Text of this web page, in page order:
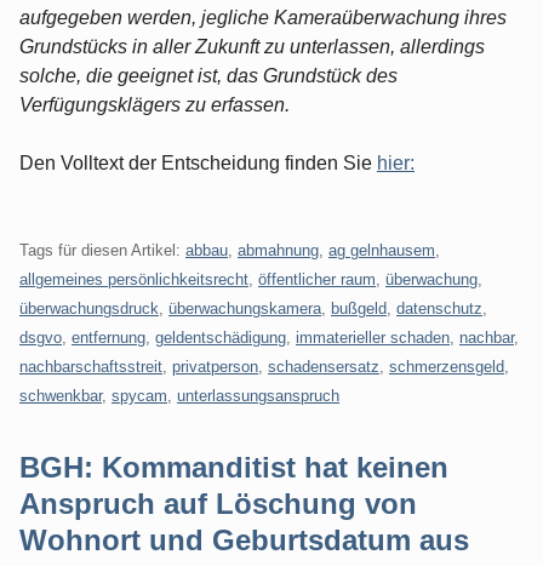
aufgegeben werden, jegliche Kameraüberwachung ihres
Grundstücks in aller Zukunft zu unterlassen, allerdings
solche, die geeignet ist, das Grundstück des
Verfügungsklägers zu erfassen.
Den Volltext der Entscheidung finden Sie hier:
Tags für diesen Artikel: abbau abmahnung ag gelnhausem
allgemeines persönlichkeitsrecht öffentlicher raum überwachung
überwachungsdruck überwachungskamera bußgeld datenschutz
dsgvo entfernung geldentschädigung immaterieller schaden nachbar,
nachbarschaftsstreit privatperson schadensersatz schmerzensgeld
schwenkbar, spycam unterlassungsanspruch
BGH: Kommanditist hat keinen
Anspruch auf Löschung von
Wohnort und Geburtsdatum aus